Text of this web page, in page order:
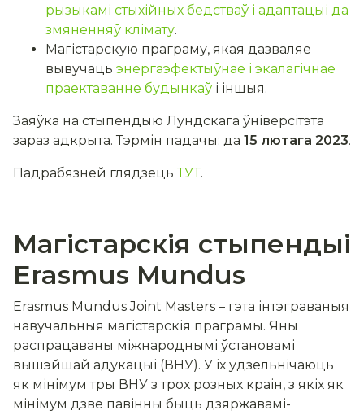
рызыкамі стыхійных бедстваў і адаптацыі да
змяненняў клімату.
Магістарскую праграму, якая дазваляе
вывучаць энергаэфектыўнае і экалагічнае
праектаванне будынкаў і іншыя.
Заяўка на стыпендыю Лундскага ўніверсітэта
зараз адкрыта. Тэрмін падачы: да 15 лютага 2023.
Падрабязней глядзецьТУТ.
Магістарскія стыпендыі
Erasmus Mundus
Erasmus Mundus Joint Masters – гэта інтэграваныя
навучальныя магістарскія праграмы. Яны
распрацаваны міжнароднымі ўстановамі
вышэйшай адукацыі (ВНУ). У іх удзельнічаюць
як мінімум тры ВНУ з трох розных краін, з якіх як
мінімум дзве павінны быць дзяржавамі-